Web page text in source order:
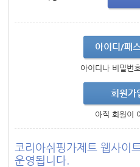
아이디/패
아이디나 비밀번
회원가
아직 회원이
코리아쉬핑가제트 웹사이
운영됩니다.